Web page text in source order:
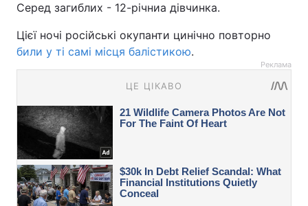
Серед загиблих - 12-річниа дівчинка.
Цієї ночі російські окупанти цинічно повторно
били у ті самі місця балістикою.
Реклама